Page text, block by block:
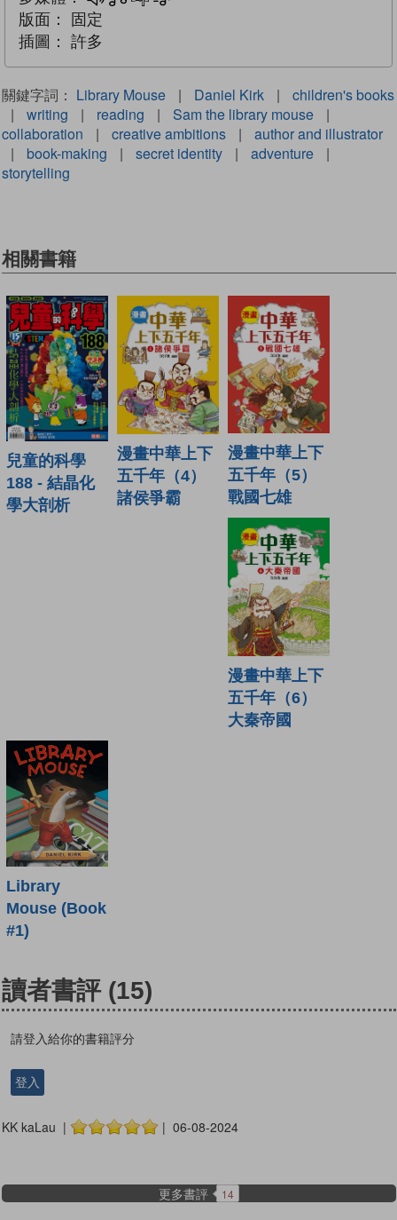
版面：
固定
插圖：
許多
關鍵字詞： Library Mouse | Daniel Kirk |
children's books
|
writing | reading | Sam the library mouse
|
collaboration
| creative ambitions |
author and illustrator
|
book-making | secret identity | adventure
|
storytelling
相關書籍
兒童的科學
188 - 結晶化
學大剖析
漫畫中華上下
五千年（4）
諸侯爭霸
漫畫中華上下
五千年（5）
戰國七雄
漫畫中華上下
五千年（6）
大秦帝國
Library
Mouse (Book
#1)
讀者書評 (15)
請登入給你的書籍評分
登入
KK kaLau | | 06-08-2024
更多書評 14